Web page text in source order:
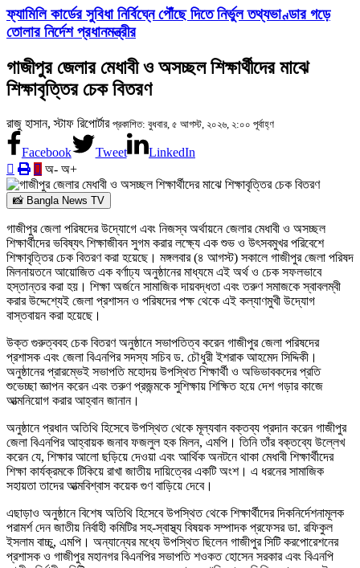
ফ্যামিলি কার্ডের সুবিধা নির্বিঘ্নে পৌঁছে দিতে নির্ভুল তথ্যভাণ্ডার গড়ে
তোলার নির্দেশ প্রধানমন্ত্রীর
গাজীপুর জেলার মেধাবী ও অসচ্ছল শিক্ষার্থীদের মাঝে
শিক্ষাবৃত্তির চেক বিতরণ
রাজু হাসান, স্টাফ রিপোর্টার প্রকাশিত: বুধবার, ৫ আগস্ট, ২০২৬, ২:০০ পূর্বাহ্ণ
Facebook Tweet
LinkedIn
অ- অ+
📸 Bangla News TV
গাজীপুর জেলা পরিষদের উদ্যোগে এবং নিজস্ব অর্থায়নে জেলার মেধাবী ও অসচ্ছল
শিক্ষার্থীদের ভবিষ্যৎ শিক্ষাজীবন সুগম করার লক্ষ্যে এক শুভ ও উৎসবমুখর পরিবেশে
শিক্ষাবৃত্তির চেক বিতরণ করা হয়েছে। মঙ্গলবার (৪ আগস্ট) সকালে গাজীপুর জেলা পরিষদ
মিলনায়তনে আয়োজিত এক বর্ণাঢ্য অনুষ্ঠানের মাধ্যমে এই অর্থ ও চেক সফলভাবে
হস্তান্তর করা হয়। শিক্ষা অর্জনে সামাজিক দায়বদ্ধতা এবং তরুণ সমাজকে স্বাবলম্বী
করার উদ্দেশ্যেই জেলা প্রশাসন ও পরিষদের পক্ষ থেকে এই কল্যাণমুখী উদ্যোগ
বাস্তবায়ন করা হয়েছে।
উক্ত গুরুত্ববহ চেক বিতরণ অনুষ্ঠানে সভাপতিত্ব করেন গাজীপুর জেলা পরিষদের
প্রশাসক এবং জেলা বিএনপির সদস্য সচিব ড. চৌধুরী ইশরাক আহমেদ সিদ্দিকী।
অনুষ্ঠানের প্রারম্ভেই সভাপতি মহোদয় উপস্থিত শিক্ষার্থী ও অভিভাবকদের প্রতি
শুভেচ্ছা জ্ঞাপন করেন এবং তরুণ প্রজন্মকে সুশিক্ষায় শিক্ষিত হয়ে দেশ গড়ার কাজে
আত্মনিয়োগ করার আহ্বান জানান।
অনুষ্ঠানে প্রধান অতিথি হিসেবে উপস্থিত থেকে মূল্যবান বক্তব্য প্রদান করেন গাজীপুর
জেলা বিএনপির আহ্বায়ক জনাব ফজলুল হক মিলন, এমপি। তিনি তাঁর বক্তব্যে উল্লেখ
করেন যে, শিক্ষার আলো ছড়িয়ে দেওয়া এবং আর্থিক অনটনে থাকা মেধাবী শিক্ষার্থীদের
শিক্ষা কার্যক্রমকে টিকিয়ে রাখা জাতীয় দায়িত্বের একটি অংশ। এ ধরনের সামাজিক
সহায়তা তাদের আত্মবিশ্বাস কয়েক গুণ বাড়িয়ে দেবে।
এছাড়াও অনুষ্ঠানে বিশেষ অতিথি হিসেবে উপস্থিত থেকে শিক্ষার্থীদের দিকনির্দেশনামূলক
পরামর্শ দেন জাতীয় নির্বাহী কমিটির সহ-স্বাস্থ্য বিষয়ক সম্পাদক প্রফেসর ডা. রফিকুল
ইসলাম বাচ্চু, এমপি। অন্যান্যের মধ্যে উপস্থিত ছিলেন গাজীপুর সিটি করপোরেশনের
প্রশাসক ও গাজীপুর মহানগর বিএনপির সভাপতি শওকত হোসেন সরকার এবং বিএনপি